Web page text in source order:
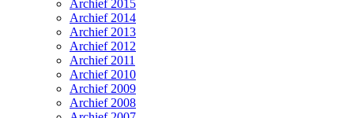
Archief 2015
Archief 2014
Archief 2013
Archief 2012
Archief 2011
Archief 2010
Archief 2009
Archief 2008